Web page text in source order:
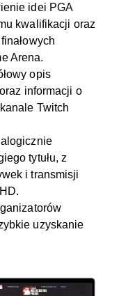
idei PGA
kwalifikacji oraz
Arena.
opis
informacji o
Twitch
tytułu, z
i transmisji
uzyskanie